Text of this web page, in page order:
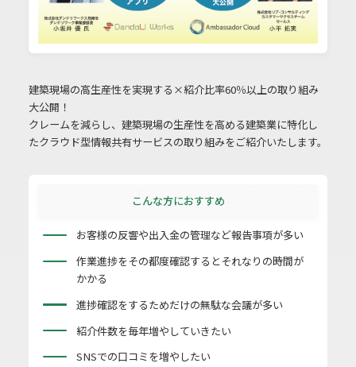
建築現場の高生産性を実現する×紹介比率60％以上の取り組み
大公開！
クレームを減らし、建築現場の生産性を高める建築業に特化し
たクラウド型情報共有サービスの取り組みをご紹介いたします。
こんな方におすすめ
お客様の反響や出入金の管理など報告事項が多い
作業進捗をその都度確認するとそれなりの時間が
かかる
進捗確認をするためだけの無駄な会議が多い
紹介件数を毎年増やしていきたい
SNSでの口コミを増やしたい